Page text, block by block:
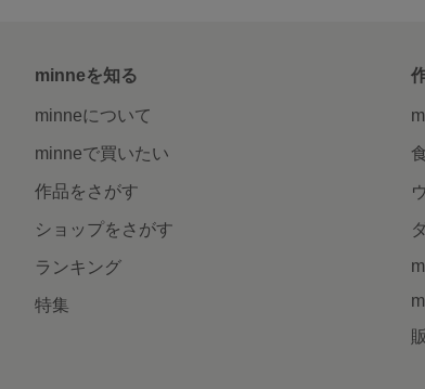
minneを知る
minneについて
minneで買いたい
作品をさがす
ショップをさがす
ランキング
特集